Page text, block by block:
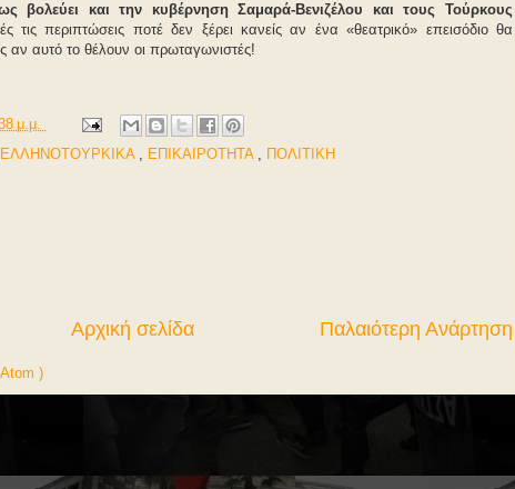
βολεύει και την κυβέρνηση Σαμαρά-Βενιζέλου και τους Τούρκους
περιπτώσεις ποτέ δεν ξέρει κανείς αν ένα «θεατρικό» επεισόδιο θα
αν αυτό το θέλουν οι πρωταγωνιστές!
μ.μ.
ΕΛΛΗΝΟΤΟΥΡΚΙΚΑ , ΕΠΙΚΑΙΡΟΤΗΤΑ , ΠΟΛΙΤΙΚΗ
Παλαιότερη Ανάρτηση
Αρχική σελίδα
)